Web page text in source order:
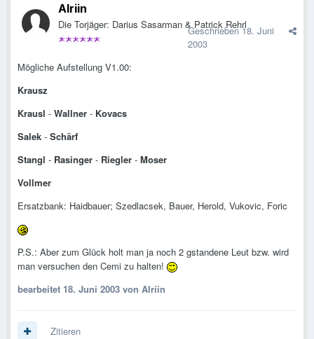
Alriin
Die Torjäger: Darius Sasarman & Patrick Rehrl
Geschrieben18. Juni
2003
Mögliche Aufstellung V1.00:
Krausz
Krausl - Wallner - Kovacs
Salek - Schärf
Stangl - Rasinger - Riegler - Moser
Vollmer
Ersatzbank: Haidbauer; Szedlacsek, Bauer, Herold, Vukovic, Foric
P.S.: Aber zum Glück holt man ja noch 2 gstandene Leut bzw. wird
man versuchen den Cemi zu halten!
bearbeitet 18. Juni 2003 von Alriin
Zitieren